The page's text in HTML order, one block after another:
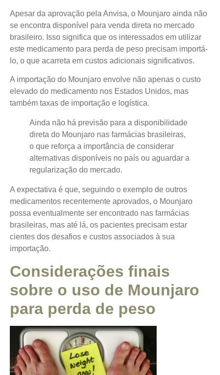
Apesar da aprovação pela Anvisa, o Mounjaro ainda não
se encontra disponível para venda direta no mercado
brasileiro. Isso significa que os interessados em utilizar
este medicamento para perda de peso precisam importá-
lo, o que acarreta em custos adicionais significativos.
A importação do Mounjaro envolve não apenas o custo
elevado do medicamento nos Estados Unidos, mas
também taxas de importação e logística.
Ainda não há previsão para a disponibilidade
direta do Mounjaro nas farmácias brasileiras,
o que reforça a importância de considerar
alternativas disponíveis no país ou aguardar a
regularização do mercado.
A expectativa é que, seguindo o exemplo de outros
medicamentos recentemente aprovados, o Mounjaro
possa eventualmente ser encontrado nas farmácias
brasileiras, mas até lá, os pacientes precisam estar
cientes dos desafios e custos associados à sua
importação.
Considerações finais
sobre o uso de Mounjaro
para perda de peso